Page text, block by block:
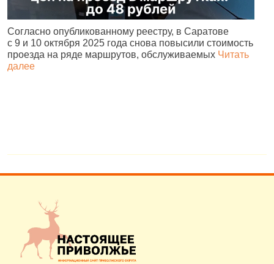
Согласно опубликованному реестру, в Саратове
с 9 и 10 октября 2025 года снова повысили стоимость
проезда на ряде маршрутов, обслуживаемых Читать
далее